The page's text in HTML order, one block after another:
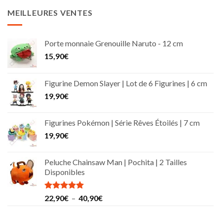
MEILLEURES VENTES
Porte monnaie Grenouille Naruto - 12 cm
15,90€
Figurine Demon Slayer | Lot de 6 Figurines | 6 cm
19,90€
Figurines Pokémon | Série Rêves Étoilés | 7 cm
19,90€
Peluche Chainsaw Man | Pochita | 2 Tailles
Disponibles
Note5.00
sur 5
22,90€ – 40,90€Plage